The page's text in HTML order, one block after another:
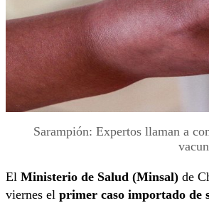
Sarampión: Expertos llaman a
El Ministerio de Salud (Minsal) de
viernes el primer caso importado de